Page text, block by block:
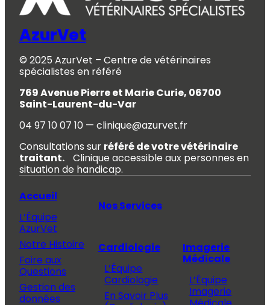
AzurVet
© 2025 AzurVet – Centre de vétérinaires
spécialistes en référé
769 Avenue Pierre et Marie Curie, 06700
Saint-Laurent-du-Var
04 97 10 07 10 — clinique@azurvet.fr
Consultations sur référé de votre vétérinaire
traitant. Clinique accessible aux personnes en
situation de handicap.
Accueil
L’Équipe
AzurVet
Notre Histoire
Foire aux
Questions
Gestion des
données
Nos Services
Cardiologie
L’Équipe
Cardiologie
En Savoir Plus
Imagerie
Médicale
L’Équipe
Imagerie